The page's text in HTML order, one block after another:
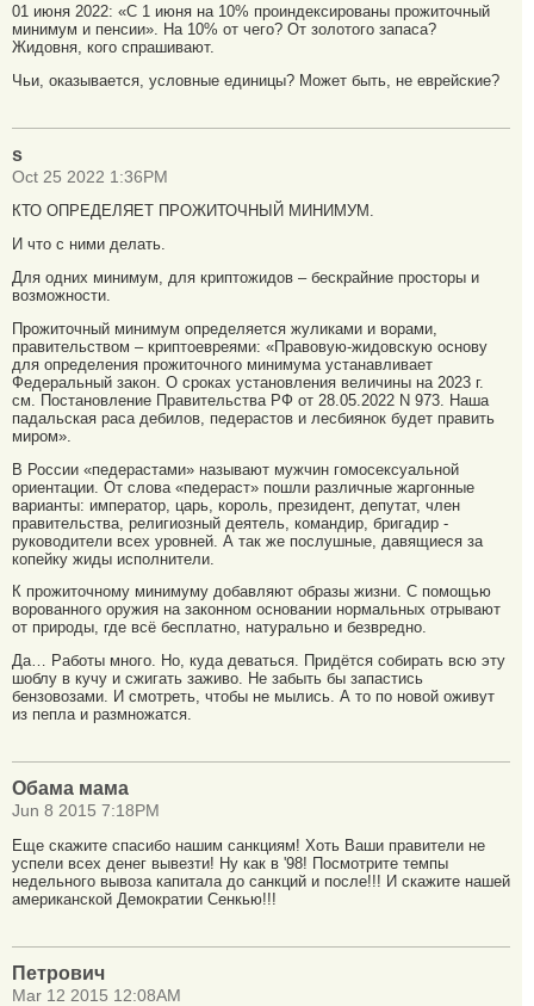
01 июня 2022: «С 1 июня на 10% проиндексированы прожиточный
минимум и пенсии». На 10% от чего? От золотого запаса?
Жидовня, кого спрашивают.
Чьи, оказывается, условные единицы? Может быть, не еврейские?
s
Oct 25 2022 1:36PM
КТО ОПРЕДЕЛЯЕТ ПРОЖИТОЧНЫЙ МИНИМУМ.
И что с ними делать.
Для одних минимум, для криптожидов – бескрайние просторы и
возможности.
Прожиточный минимум определяется жуликами и ворами,
правительством – криптоевреями: «Правовую-жидовскую основу
для определения прожиточного минимума устанавливает
Федеральный закон. О сроках установления величины на 2023 г.
см. Постановление Правительства РФ от 28.05.2022 N 973. Наша
падальская раса дебилов, педерастов и лесбиянок будет править
миром».
В России «педерастами» называют мужчин гомосексуальной
ориентации. От слова «педераст» пошли различные жаргонные
варианты: император, царь, король, президент, депутат, член
правительства, религиозный деятель, командир, бригадир -
руководители всех уровней. А так же послушные, давящиеся за
копейку жиды исполнители.
К прожиточному минимуму добавляют образы жизни. С помощью
ворованного оружия на законном основании нормальных отрывают
от природы, где всё бесплатно, натурально и безвредно.
Да… Работы много. Но, куда деваться. Придётся собирать всю эту
шоблу в кучу и сжигать заживо. Не забыть бы запастись
бензовозами. И смотреть, чтобы не мылись. А то по новой оживут
из пепла и размножатся.
Обама мама
Jun 8 2015 7:18PM
Еще скажите спасибо нашим санкциям! Хоть Ваши правители не
успели всех денег вывезти! Ну как в '98! Посмотрите темпы
недельного вывоза капитала до санкций и после!!! И скажите нашей
американской Демократии Сенкью!!!
Петрович
Mar 12 2015 12:08AM